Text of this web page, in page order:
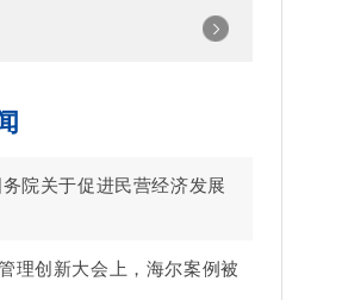
院关于促进民营经济发展
理创新大会上，海尔案例被